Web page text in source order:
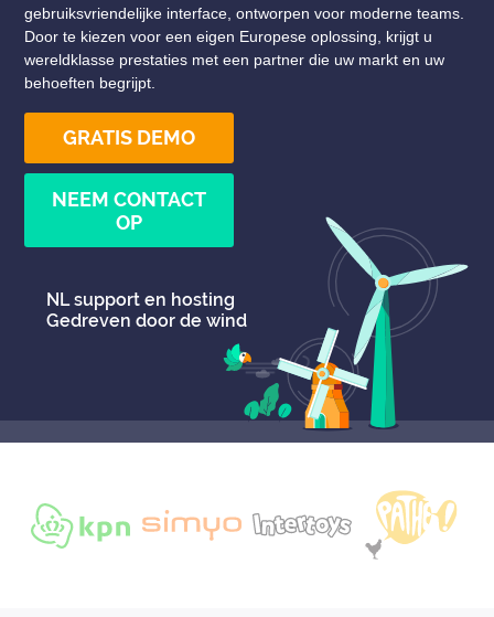
gebruiksvriendelijke interface, ontworpen voor moderne teams.
Door te kiezen voor een eigen Europese oplossing, krijgt u
wereldklasse prestaties met een partner die uw markt en uw
behoeften begrijpt.
GRATIS DEMO
NEEM CONTACT
OP
NL support en hosting
Gedreven door de wind